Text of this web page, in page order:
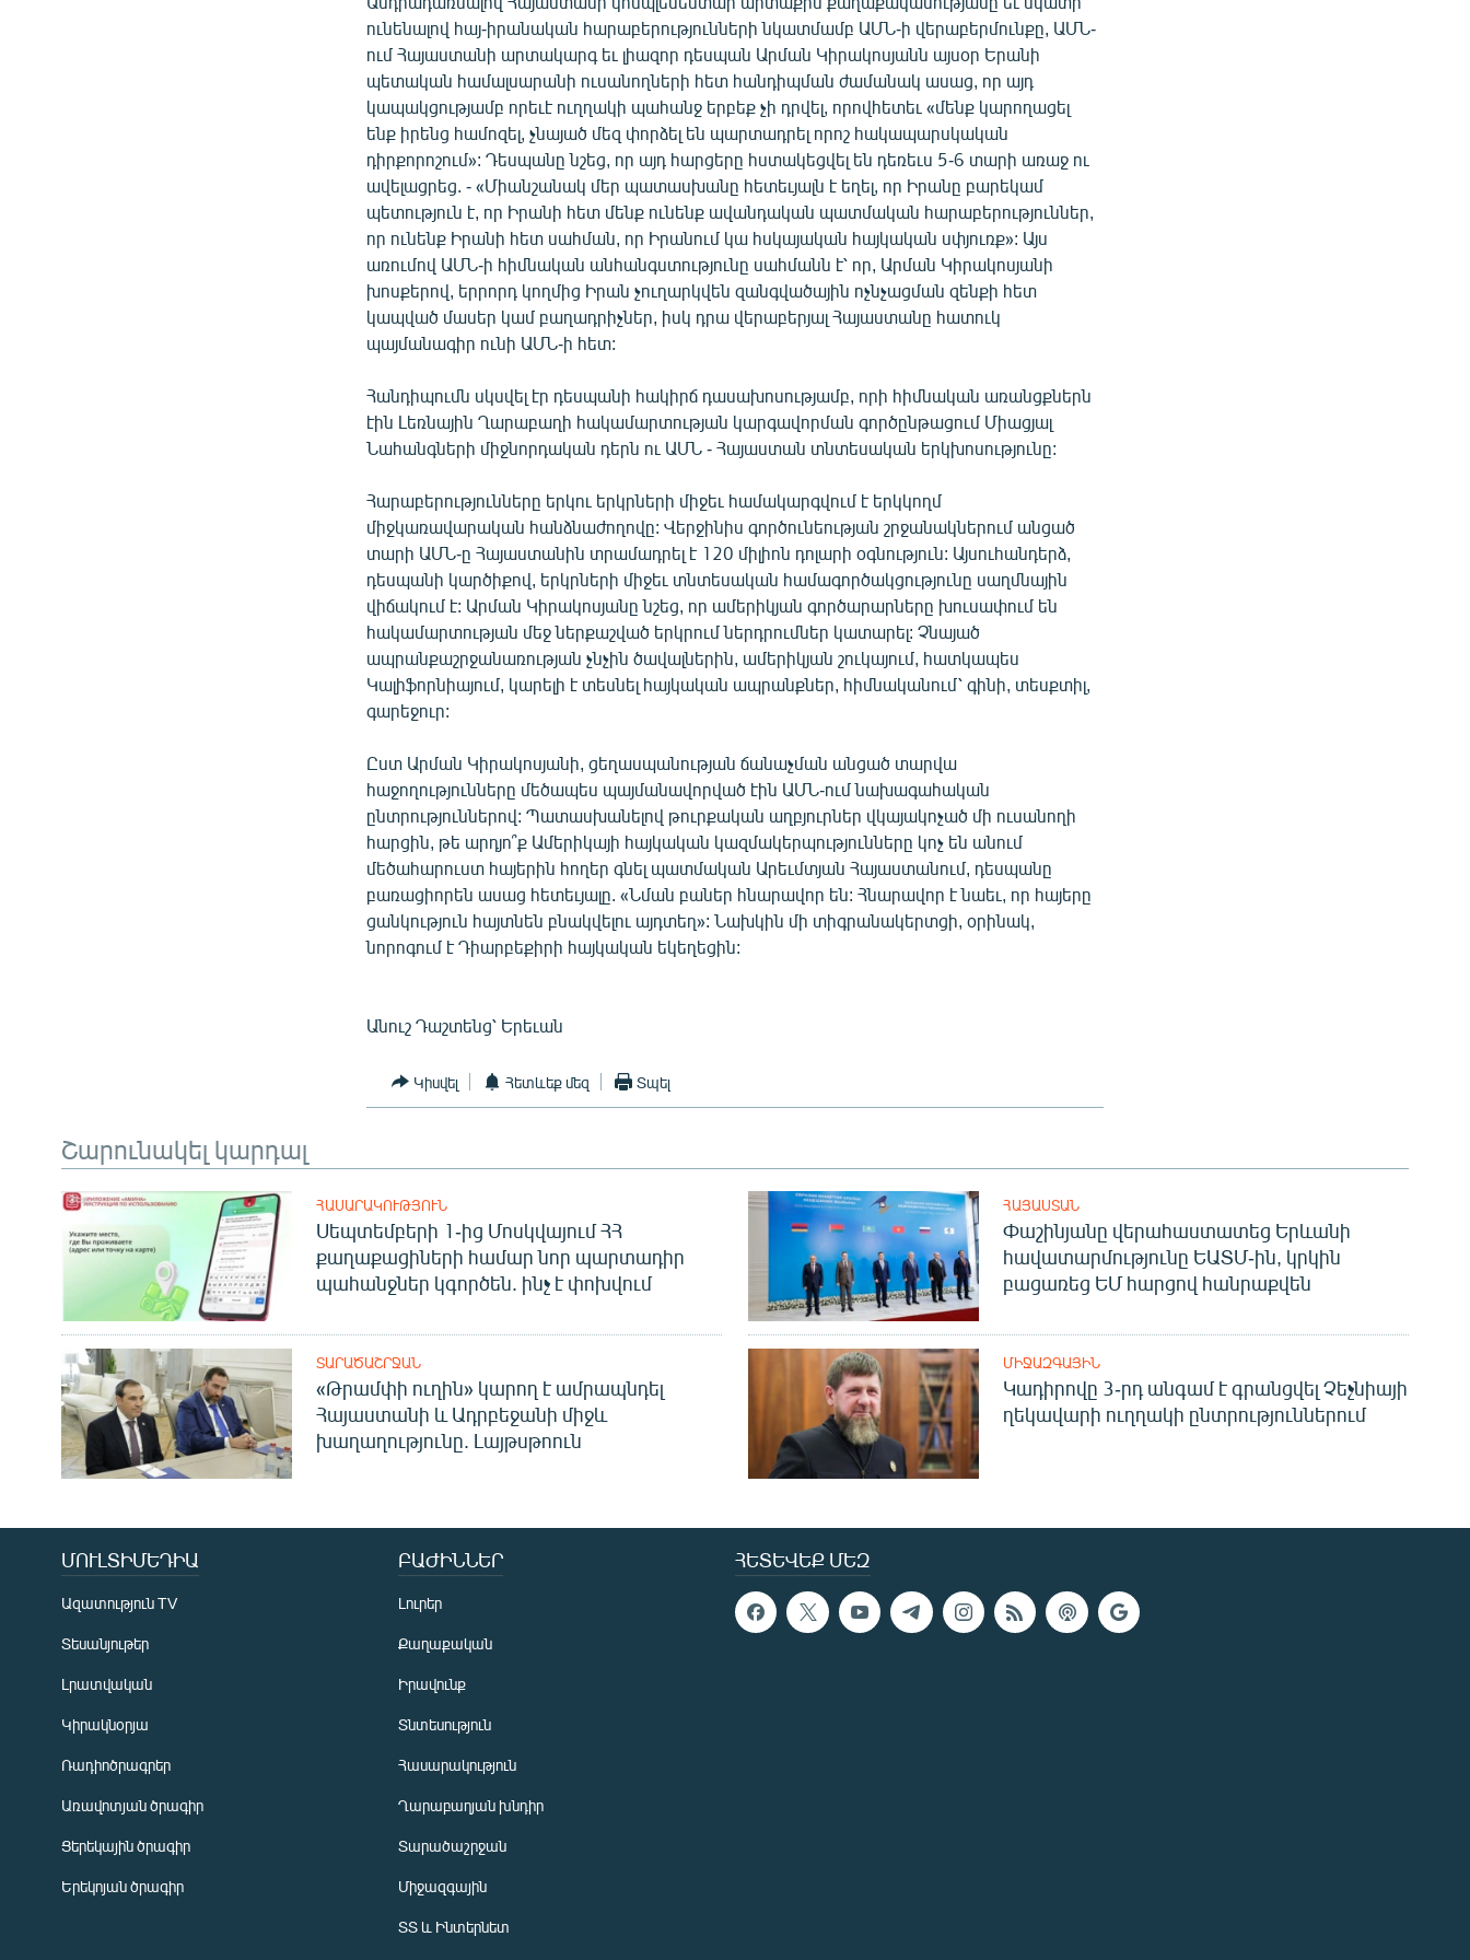
ունենալով հայ-իրանական հարաբերությունների նկատմամբ ԱՄՆ-ի վերաբերմունքը, ԱՄՆ-
ում Հայաստանի արտակարգ եւ լիազոր դեսպան Արման Կիրակոսյանն այսօր Երանի
պետական համալսարանի ուսանողների հետ հանդիպման ժամանակ ասաց, որ այդ
կապակցությամբ որեւէ ուղղակի պահանջ երբեք չի դրվել, որովհետեւ «մենք կարողացել
ենք իրենց համոզել, չնայած մեզ փորձել են պարտադրել որոշ հակապարսկական
դիրքորոշում»: Դեսպանը նշեց, որ այդ հարցերը հստակեցվել են դեռեւս 5-6 տարի առաջ ու
ավելացրեց. - «Միանշանակ մեր պատասխանը հետեւյալն է եղել, որ Իրանը բարեկամ
պետություն է, որ Իրանի հետ մենք ունենք ավանդական պատմական հարաբերություններ,
որ ունենք Իրանի հետ սահման, որ Իրանում կա հսկայական հայկական սփյուռք»: Այս
առումով ԱՄՆ-ի հիմնական անհանգստությունը սահմանն է՝ որ, Արման Կիրակոսյանի
խոսքերով, երրորդ կողմից Իրան չուղարկվեն զանգվածային ոչնչացման զենքի հետ
կապված մասեր կամ բաղադրիչներ, իսկ դրա վերաբերյալ Հայաստանը հատուկ
պայմանագիր ունի ԱՄՆ-ի հետ:
Հանդիպումն սկսվել էր դեսպանի հակիրճ դասախոսությամբ, որի հիմնական առանցքներն
էին Լեռնային Ղարաբաղի հակամարտության կարգավորման գործընթացում Միացյալ
Նահանգների միջնորդական դերն ու ԱՄՆ - Հայաստան տնտեսական երկխոսությունը:
Հարաբերությունները երկու երկրների միջեւ համակարգվում է երկկողմ
միջկառավարական հանձնաժողովը: Վերջինիս գործունեության շրջանակներում անցած
տարի ԱՄՆ-ը Հայաստանին տրամադրել է 120 միլիոն դոլարի օգնություն: Այսուհանդերձ,
դեսպանի կարծիքով, երկրների միջեւ տնտեսական համագործակցությունը սաղմնային
վիճակում է: Արման Կիրակոսյանը նշեց, որ ամերիկյան գործարարները խուսափում են
հակամարտության մեջ ներքաշված երկրում ներդրումներ կատարել: Չնայած
ապրանքաշրջանառության չնչին ծավալներին, ամերիկյան շուկայում, հատկապես
Կալիֆորնիայում, կարելի է տեսնել հայկական ապրանքներ, հիմնականում՝ գինի, տեսքտիլ,
գարեջուր:
Ըստ Արման Կիրակոսյանի, ցեղասպանության ճանաչման անցած տարվա
հաջողությունները մեծապես պայմանավորված էին ԱՄՆ-ում նախագահական
ընտրություններով: Պատասխանելով թուրքական աղբյուրներ վկայակոչած մի ուսանողի
հարցին, թե արդյո՞ք Ամերիկայի հայկական կազմակերպությունները կոչ են անում
մեծահարուստ հայերին հողեր գնել պատմական Արեւմտյան Հայաստանում, դեսպանը
բառացիորեն ասաց հետեւյալը. «Նման բաներ հնարավոր են: Հնարավոր է նաեւ, որ հայերը
ցանկություն հայտնեն բնակվելու այդտեղ»: Նախկին մի տիգրանակերտցի, օրինակ,
նորոգում է Դիարբեքիրի հայկական եկեղեցին:
Անուշ Դաշտենց՝ Երեւան
Կիսվել Հետևեք մեզ Տպել
Շարունակել կարդալ
ՀԱՍԱՐԱԿՈՒԹՅՈՒՆ
Սեպտեմբերի 1-ից Մոսկվայում ՀՀ
քաղաքացիների համար նոր պարտադիր
պահանջներ կգործեն. ինչ է փոխվում
ՀԱՅԱՍՏԱՆ
Փաշինյանը վերահաստատեց Երևանի
հավատարմությունը ԵԱՏՄ-ին, կրկին
բացառեց ԵՄ հարցով հանրաքվեն
ՏԱՐԱԾԱՇՐՋԱՆ
«Թրամփի ուղին» կարող է ամրապնդել
Հայաստանի և Ադրբեջանի միջև
խաղաղությունը. Լայթսթոուն
ՄԻՋԱԶԳԱՅԻՆ
Կադիրովը 3-րդ անգամ է գրանցվել Չեչնիայի
ղեկավարի ուղղակի ընտրություններում
ՀԵՏԵՎԵՔ ՄԵԶ
ՄՈՒԼՏԻՄԵԴԻԱ
Ազատություն TV
Տեսանյութեր
Լրատվական
Կիրակնօրյա
Ռադիոծրագրեր
Առավոտյան ծրագիր
Ցերեկային ծրագիր
Երեկոյան ծրագիր
ԲԱԺԻՆՆԵՐ
Լուրեր
Քաղաքական
Իրավունք
Տնտեսություն
Հասարակություն
Ղարաբաղյան խնդիր
Տարածաշրջան
Միջազգային
ՏՏ և Ինտերնետ